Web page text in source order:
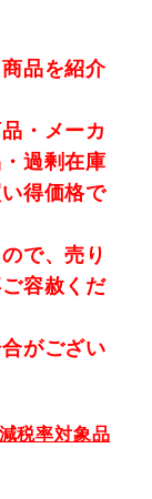
品を紹介
・メーカ
過剰在庫
得価格で
で、売り
容赦くだ
がござい
税率対象品